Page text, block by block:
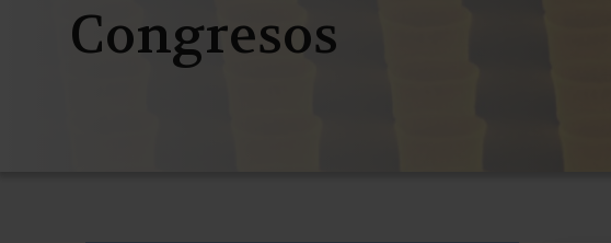
Congresos